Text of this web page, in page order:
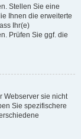
Stellen Sie eine
Ihnen die erweiterte
Ihr(e)
Prüfen Sie ggf. die
Webserver sie nicht
Sie spezifischere